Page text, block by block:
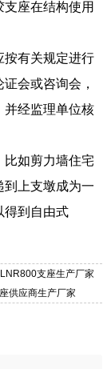
座在结构使用
按有关规定进行
会或咨询会，
并经监理单位核
比如剪力墙住宅
到上支墩成为一
得到自由式
支座生产厂家
供应商生产厂家